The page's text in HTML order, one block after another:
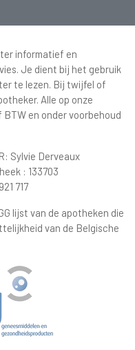
informatief en
Je dient bij het gebruik
te lezen. Bij twijfel of
Alle op onze
en onder voorbehoud
Sylvie Derveaux
: 133703
717
lijst van de apotheken die
van de Belgische